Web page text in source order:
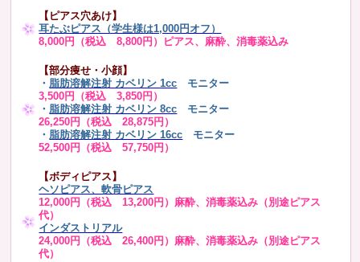
【ピアス穴あけ】
耳たぶピアス（学生様は1,000円オフ）
8,000円（税込 8,800円）ピアス、麻酔、消毒薬込み
【部分痩せ・小顔】
・ 脂肪溶解注射 カベリン 1cc モニター
3,500円（税込 3,850円）
・ 脂肪溶解注射 カベリン 8cc モニター
26,250円（税込 28,875円）
・ 脂肪溶解注射 カベリン 16cc
モニター
52,500円（税込 57,750円）
【ボディピアス】
ヘソピアス、軟骨ピアス
12,000円（税込 13,200円）麻酔、消毒薬込み（別途ピアス
代）
インダストリアル
24,000円（税込 26,400円）麻酔、消毒薬込み（別途ピアス
代）